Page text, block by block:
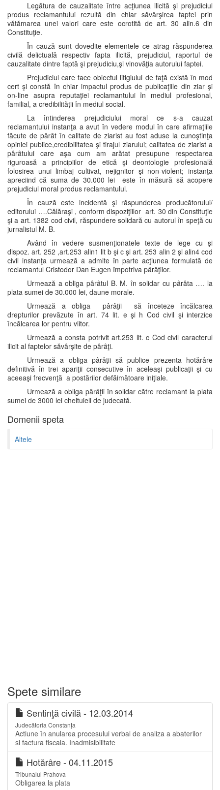
Legătura de cauzalitate între acţiunea ilicită şi prejudiciul
produs reclamantului rezultă din chiar săvârşirea faptei prin
vătămarea unei valori care este ocrotită de art. 30 alin.6 din
Constituţie.
În cauză sunt dovedite elementele ce atrag răspunderea
civilă delictuală respectiv fapta ilicită, prejudiciul, raportul de
cauzalitate dintre faptă şi prejudiciu,şi vinovăţia autorului faptei.
Prejudiciul care face obiectul litigiului de faţă există în mod
cert şi constă în chiar impactul produs de publicaţiile din ziar şi
on-line asupra reputaţiei reclamantului în mediul profesional,
familial, a credibilităţii în mediul social.
La întinderea prejudiciului moral ce s-a cauzat
reclamantului instanţa a avut în vedere modul în care afirmaţiile
făcute de pârât în calitate de ziarist au fost aduse la cunoştinţa
opiniei publice,credibilitatea şi tirajul ziarului; calitatea de ziarist a
pârâtului care aşa cum am arătat presupune respectarea
riguroasă a principiilor de etică şi deontologie profesională
folosirea unui limbaj cultivat, nejignitor şi non-violent; instanţa
apreciind că suma de 30.000 lei este în măsură să acopere
prejudiciul moral produs reclamantului.
În cauză este incidentă şi răspunderea producătorului/
editorului ….Călăraşi , conform dispoziţiilor art. 30 din Constituţie
şi a art. 1382 cod civil, răspundere solidară cu autorul în speţă cu
jurnalistul M. B.
Având în vedere susmenţionatele texte de lege cu şi
dispoz. art. 252 ,art.253 alin1 lit b şi c şi art. 253 alin 2 şi alin4 cod
civil instanţa urmează a admite în parte acţiunea formulată de
reclamantul Cristodor Dan Eugen împotriva pârâţilor.
Urmează a obliga pârâtul B. M. în solidar cu pârâta …. la
plata sumei de 30.000 lei, daune morale.
Urmează a obliga pârâţii să înceteze încălcarea
drepturilor prevăzute în art. 74 lit. e şi h Cod civil şi interzice
încălcarea lor pentru viitor.
Urmează a consta potrivit art.253 lit. c Cod civil caracterul
ilicit al faptelor săvârşite de pârâţi.
Urmează a obliga pârâţii să publice prezenta hotărâre
definitivă în trei apariţii consecutive în aceleaşi publicaţii şi cu
aceeaşi frecvenţă a postărilor defăimătoare iniţiale.
Urmează a obliga pârâţii în solidar către reclamant la plata
sumei de 3000 lei cheltuieli de judecată.
Domenii speta
Altele
Spete similare
Sentinţă civilă - 12.03.2014
Judecătoria Constanța
Actiune în anularea procesului verbal de analiza a abaterilor
si factura fiscala. Inadmisibilitate
Hotărâre - 04.11.2015
Tribunalul Prahova
Obligarea la plata